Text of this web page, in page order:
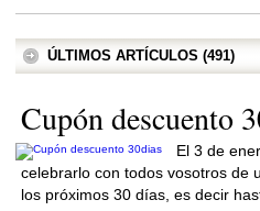
ÚLTIMOS ARTÍCULOS (491)
Cupón descuento
El 3 de
celebrarlo con todos vosotros de
los próximos 30 días, es decir